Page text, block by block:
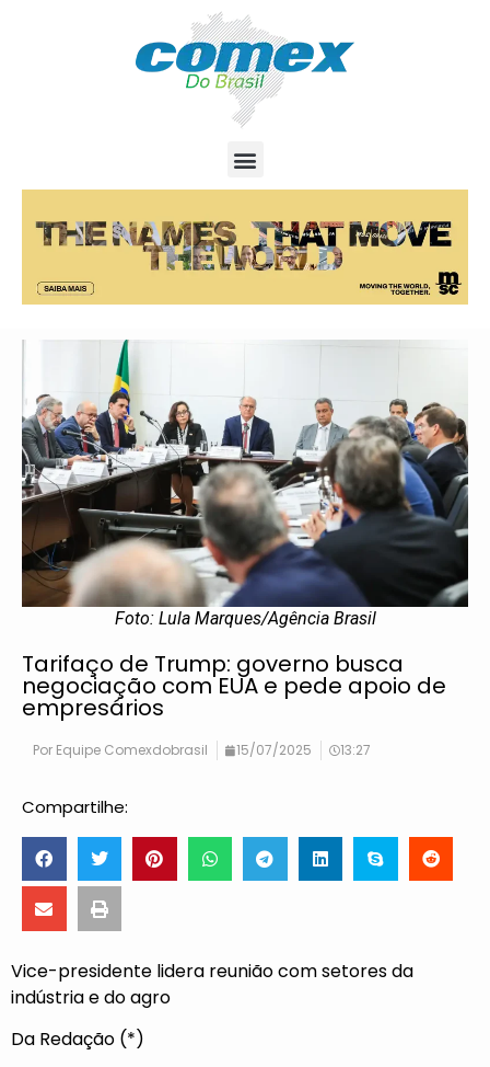
Foto: Lula Marques/Agência Brasil
Tarifaço de Trump: governo busca
negociação com EUA e pede apoio de
empresários
Por Equipe Comexdobrasil 15/07/2025 13:27
Compartilhe:
Vice-presidente lidera reunião com setores da
indústria e do agro
Da Redação (*)